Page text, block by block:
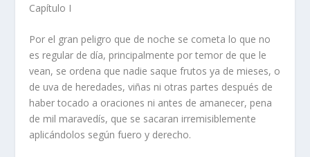
Capí­tulo I
Por el gran peligro que de noche se cometa lo que no
es regular de dí­a, principalmente por temor de que le
vean, se ordena que nadie saque frutos ya de mieses, o
de uva de heredades, viñas ni otras partes después de
haber tocado a oraciones ni antes de amanecer, pena
de mil maravedí­s, que se sacaran irremisiblemente
aplicándolos según fuero y derecho.